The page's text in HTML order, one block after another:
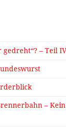
– Teil
–